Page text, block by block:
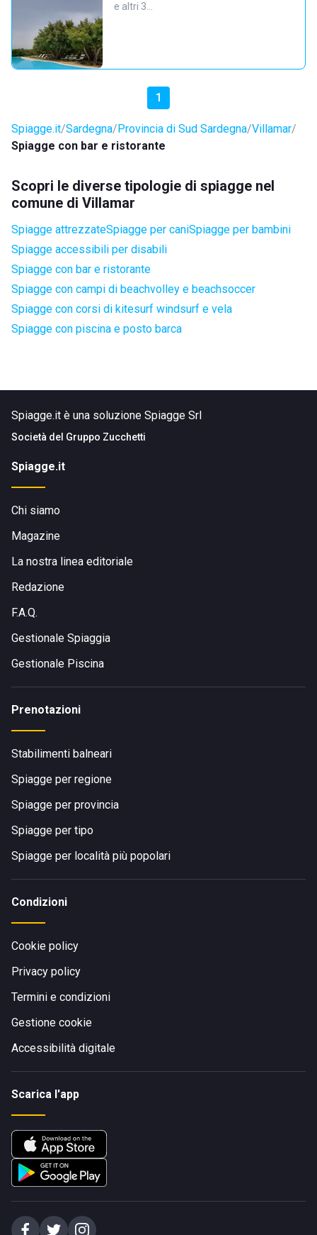
e altri 3…
1
Spiagge.it Sardegna Provincia di Sud Sardegna Villamar
Spiagge con bar e ristorante
Scopri le diverse tipologie di spiagge nel
comune di Villamar
Spiagge attrezzateSpiagge per caniSpiagge per bambini
Spiagge accessibili per disabili
Spiagge con bar e ristorante
Spiagge con campi di beachvolley e beachsoccer
Spiagge con corsi di kitesurf windsurf e vela
Spiagge con piscina e posto barca
Spiagge.it è una soluzione Spiagge Srl
Società del Gruppo Zucchetti
Spiagge.it
Chi siamo
Magazine
La nostra linea editoriale
Redazione
F.A.Q.
Gestionale Spiaggia
Gestionale Piscina
Prenotazioni
Stabilimenti balneari
Spiagge per regione
Spiagge per provincia
Spiagge per tipo
Spiagge per località più popolari
Condizioni
Cookie policy
Privacy policy
Termini e condizioni
Gestione cookie
Accessibilità digitale
Scarica l'app